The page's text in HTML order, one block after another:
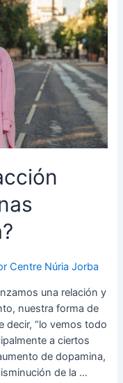
Centre Núria Jorba
una relación y
nuestra forma de
decir, “lo vemos todo
a ciertos
de dopamina,
de la …